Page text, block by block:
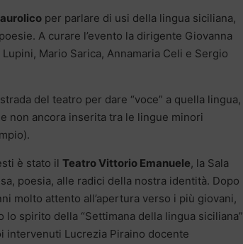
per parlare di usi della lingua siciliana,
A curare l’evento la dirigente Giovanna
Mario Sarica, Annamaria Celi e Sergio
del teatro per dare “voce” a quella lingua,
non ancora inserita tra le lingue minori
è stato il Teatro Vittorio Emanuele, la Sala
poesia, alle radici della nostra identità. Dopo
molto attento all’apertura verso i più giovani,
spirito della “Settimana della lingua siciliana”
intervenuti Lucrezia Piraino docente